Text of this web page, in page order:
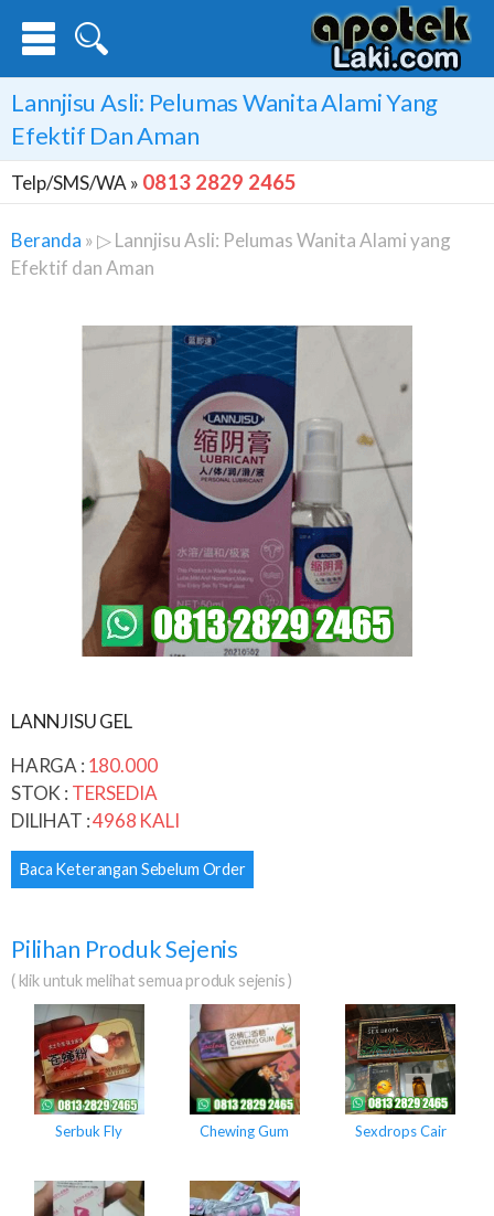
Lannjisu Asli: Pelumas Wanita Alami Yang
Efektif Dan Aman
Telp/SMS/WA » 0813 2829 2465
Beranda »▷ Lannjisu Asli: Pelumas Wanita Alami yang
Efektif dan Aman
LANNJISU GEL
HARGA : 180.000
STOK : TERSEDIA
DILIHAT :4968 KALI
Baca Keterangan Sebelum Order
Pilihan Produk Sejenis
( klik untuk melihat semua produk sejenis )
Serbuk Fly Chewing Gum Sexdrops Cair